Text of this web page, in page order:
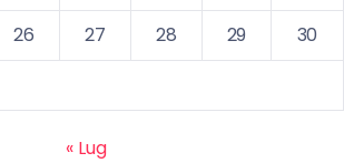
26 27 28 29
30
« Lug